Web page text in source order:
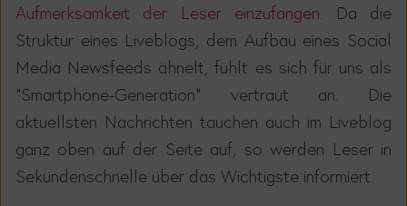
Aufmerksamkeit der Leser einzufangen. Da die
Struktur eines Liveblogs, dem Aufbau eines Social
Media Newsfeeds ähnelt, fühlt es sich für uns als
"Smartphone-Generation" vertraut an. Die
aktuellsten Nachrichten tauchen auch im Liveblog
ganz oben auf der Seite auf, so werden Leser in
Sekundenschnelle über das Wichtigste informiert.